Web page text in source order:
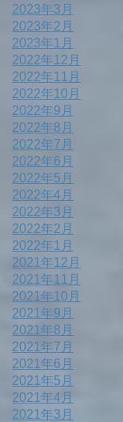
2023年3月
2023年2月
2023年1月
2022年12月
2022年11月
2022年10月
2022年9月
2022年8月
2022年7月
2022年6月
2022年5月
2022年4月
2022年3月
2022年2月
2022年1月
2021年12月
2021年11月
2021年10月
2021年9月
2021年8月
2021年7月
2021年6月
2021年5月
2021年4月
2021年3月